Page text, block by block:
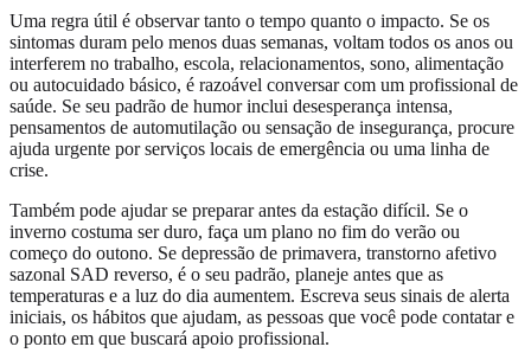
Uma regra útil é observar tanto o tempo quanto o impacto. Se os
sintomas duram pelo menos duas semanas, voltam todos os anos ou
interferem no trabalho, escola, relacionamentos, sono, alimentação
ou autocuidado básico, é razoável conversar com um profissional de
saúde. Se seu padrão de humor inclui desesperança intensa,
pensamentos de automutilação ou sensação de insegurança, procure
ajuda urgente por serviços locais de emergência ou uma linha de
crise.
Também pode ajudar se preparar antes da estação difícil. Se o
inverno costuma ser duro, faça um plano no fim do verão ou
começo do outono. Se depressão de primavera, transtorno afetivo
sazonal SAD reverso, é o seu padrão, planeje antes que as
temperaturas e a luz do dia aumentem. Escreva seus sinais de alerta
iniciais, os hábitos que ajudam, as pessoas que você pode contatar e
o ponto em que buscará apoio profissional.